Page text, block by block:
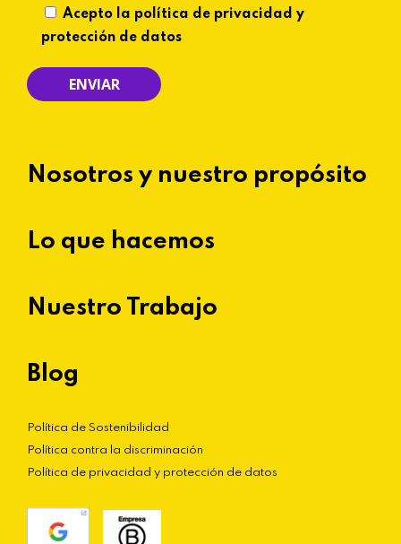
Acepto la política de privacidad y
protección de datos
Nosotros y nuestro propósito
Lo que hacemos
Nuestro Trabajo
Blog
Política de Sostenibilidad
Política contra la discriminación
Política de privacidad y protección de datos